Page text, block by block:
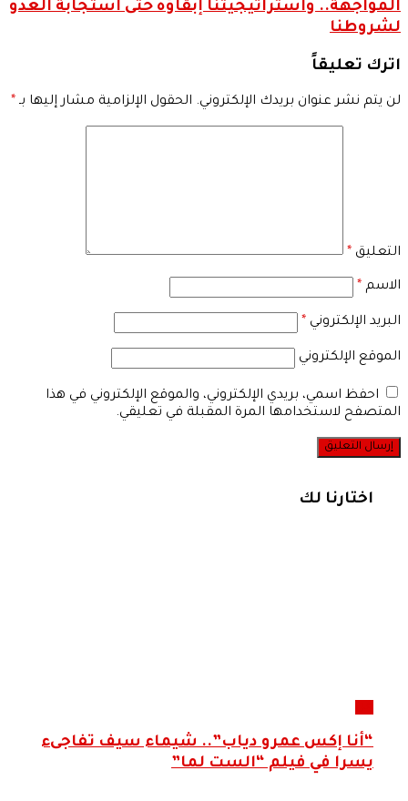
المواجهة.. واستراتيجيتنا إبقاؤه حتى استجابة العدو
لشروطنا
اترك تعليقاً
لن يتم نشر عنوان بريدك الإلكتروني. الحقول الإلزامية مشار إليها بـ *
التعليق *
الاسم *
البريد الإلكتروني *
الموقع الإلكتروني
احفظ اسمي، بريدي الإلكتروني، والموقع الإلكتروني في هذا
المتصفح لاستخدامها المرة المقبلة في تعليقي.
اختارنا لك
“أنا إكس عمرو دياب”.. شيماء سيف تفاجىء
يسرا في فيلم “الست لما”